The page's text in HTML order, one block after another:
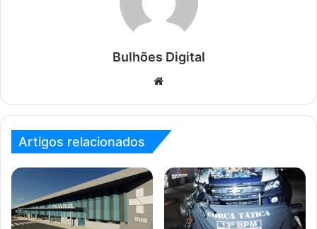
Bulhões Digital
Website
Artigos relacionados